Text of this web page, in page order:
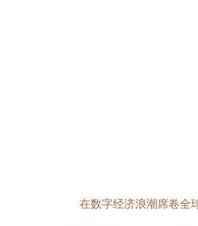
在数字经济浪潮席卷全